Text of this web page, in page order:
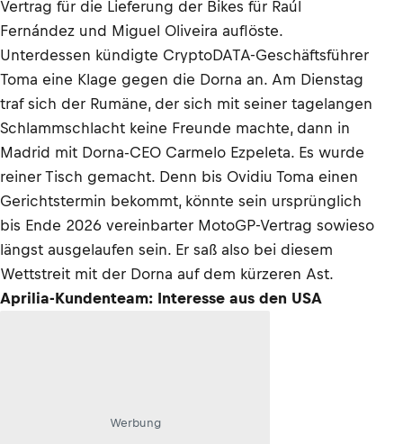
Vertrag für die Lieferung der Bikes für Raúl
Fernández und Miguel Oliveira auflöste.
Unterdessen kündigte CryptoDATA-Geschäftsführer
Toma eine Klage gegen die Dorna an. Am Dienstag
traf sich der Rumäne, der sich mit seiner tagelangen
Schlammschlacht keine Freunde machte, dann in
Madrid mit Dorna-CEO Carmelo Ezpeleta. Es wurde
reiner Tisch gemacht. Denn bis Ovidiu Toma einen
Gerichtstermin bekommt, könnte sein ursprünglich
bis Ende 2026 vereinbarter MotoGP-Vertrag sowieso
längst ausgelaufen sein. Er saß also bei diesem
Wettstreit mit der Dorna auf dem kürzeren Ast.
Aprilia-Kundenteam: Interesse aus den USA
Werbung